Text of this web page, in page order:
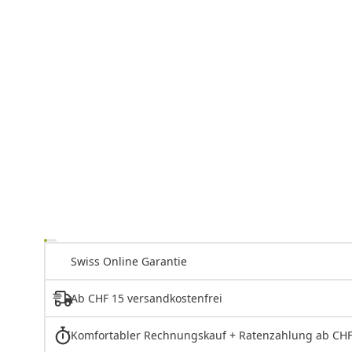
Swiss Online Garantie
Ab CHF 15 versandkostenfrei
Komfortabler Rechnungskauf + Ratenzahlung ab